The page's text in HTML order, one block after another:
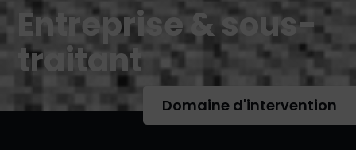
Entreprise & sous-
traitant
Domaine d'intervention